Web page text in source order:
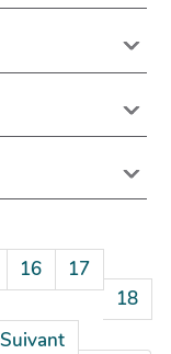
16
17
18
Suivant